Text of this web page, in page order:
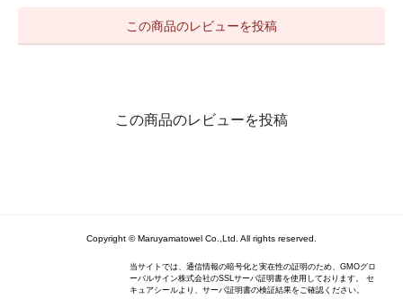
この商品のレビューを投稿
この商品のレビューを投稿
Copyright © Maruyamatowel Co.,Ltd. All rights reserved.
当サイトでは、通信情報の暗号化と実在性の証明のため、GMOグロ
ーバルサイン株式会社のSSLサーバ証明書を使用しております。 セ
キュアシールより、サーバ証明書の検証結果をご確認ください。